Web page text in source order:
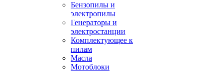
Бензопилы и
электропилы
Генераторы и
электростанции
Комплектующее к
пилам
Масла
Мотоблоки